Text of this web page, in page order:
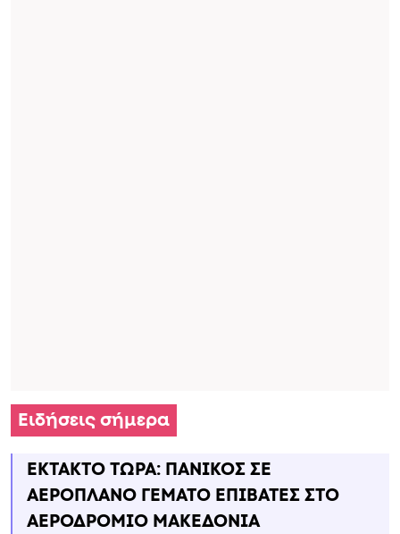
Ειδήσεις σήμερα
ΕΚΤΑΚΤΟ ΤΩΡΑ: ΠΑΝΙΚΟΣ ΣΕ
ΑΕΡΟΠΛΑΝΟ ΓΕΜΑΤΟ ΕΠΙΒΑΤΕΣ ΣΤΟ
ΑΕΡΟΔΡΟΜΙΟ ΜΑΚΕΔΟΝΙΑ